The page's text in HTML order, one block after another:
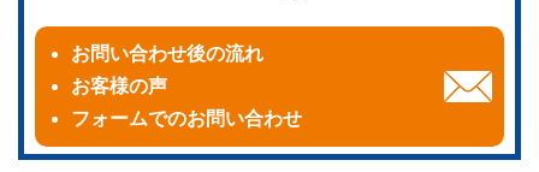
お問い合わせ後の流れ
お客様の声
フォームでのお問い合わせ